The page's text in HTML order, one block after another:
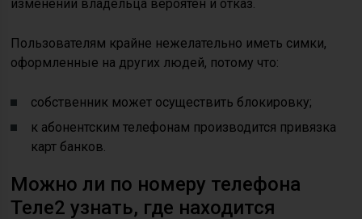
изменении владельца вероятен и отказ.
Пользователям крайне нежелательно иметь симки,
оформленные на других людей, потому что:
собственник может осуществить блокировку;
к абонентским телефонам производится привязка
карт банков.
Можно ли по номеру телефона
Теле2 узнать, где находится